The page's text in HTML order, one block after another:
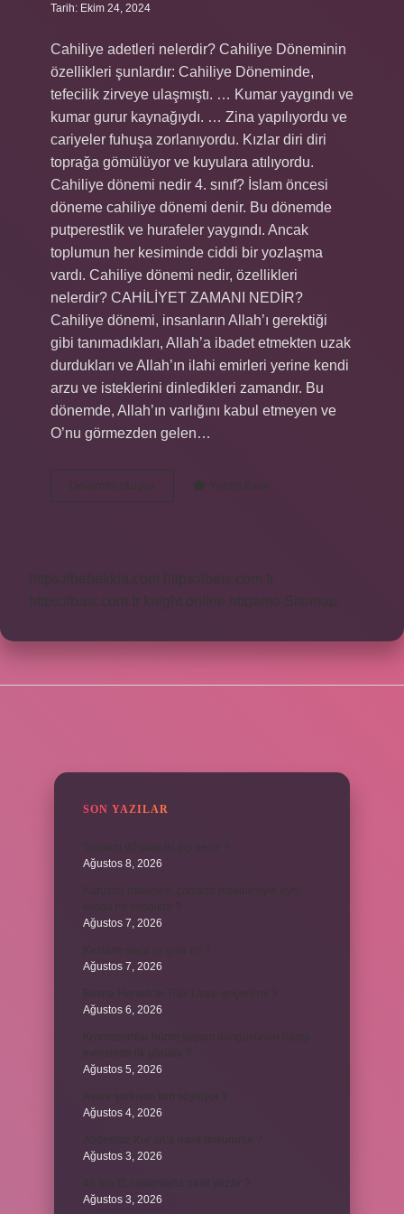
Tarih: Ekim 24, 2024
Cahiliye adetleri nelerdir? Cahiliye Döneminin
özellikleri şunlardır: Cahiliye Döneminde,
tefecilik zirveye ulaşmıştı. … Kumar yaygındı ve
kumar gurur kaynağıydı. … Zina yapılıyordu ve
cariyeler fuhuşa zorlanıyordu. Kızlar diri diri
toprağa gömülüyor ve kuyulara atılıyordu.
Cahiliye dönemi nedir 4. sınıf? İslam öncesi
döneme cahiliye dönemi denir. Bu dönemde
putperestlik ve hurafeler yaygındı. Ancak
toplumun her kesiminde ciddi bir yozlaşma
vardı. Cahiliye dönemi nedir, özellikleri
nelerdir? CAHİLİYET ZAMANI NEDİR?
Cahiliye dönemi, insanların Allah’ı gerektiği
gibi tanımadıkları, Allah’a ibadet etmekten uzak
durdukları ve Allah’ın ilahi emirleri yerine kendi
arzu ve isteklerini dinledikleri zamandır. Bu
dönemde, Allah’ın varlığını kabul etmeyen ve
O’nu görmezden gelen…
Devamını okuyun
Cahiliye
Döneminde
Yorum Bırak
https://bebekkia.com
https://beis.com.tr
https://basi.com.tr
knight online nttgame Sitemap
SON YAZILAR
Ağustos 8, 2026
Ağustos 7, 2026
Ağustos 7, 2026
Ağustos 6, 2026
Ağustos 5, 2026
Ağustos 4, 2026
Ağustos 3, 2026
Ağustos 3, 2026